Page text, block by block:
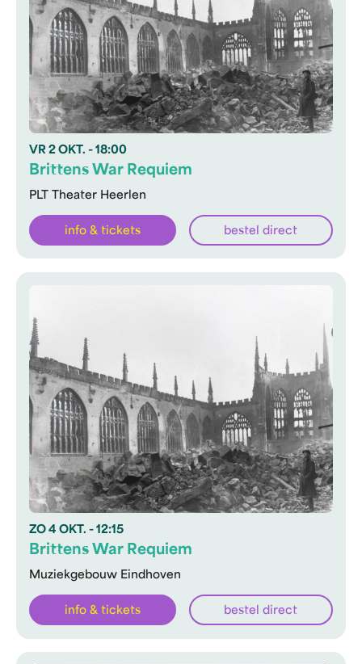
VR 2 OKT. - 18:00
PLT Theater Heerlen
Brittens War Requiem
info & tickets bestel direct
ZO 4 OKT. - 12:15
Muziekgebouw Eindhoven
Brittens War Requiem
info & tickets bestel direct